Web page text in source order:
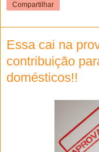
Compartilhar
Essa cai na
contribuição
domésticos!!